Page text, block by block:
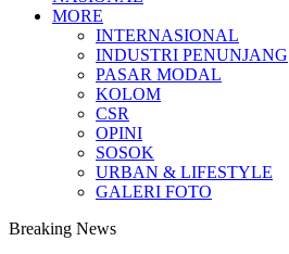
MORE
INTERNASIONAL
INDUSTRI PENUNJANG
PASAR MODAL
KOLOM
CSR
OPINI
SOSOK
URBAN & LIFESTYLE
GALERI FOTO
Breaking News